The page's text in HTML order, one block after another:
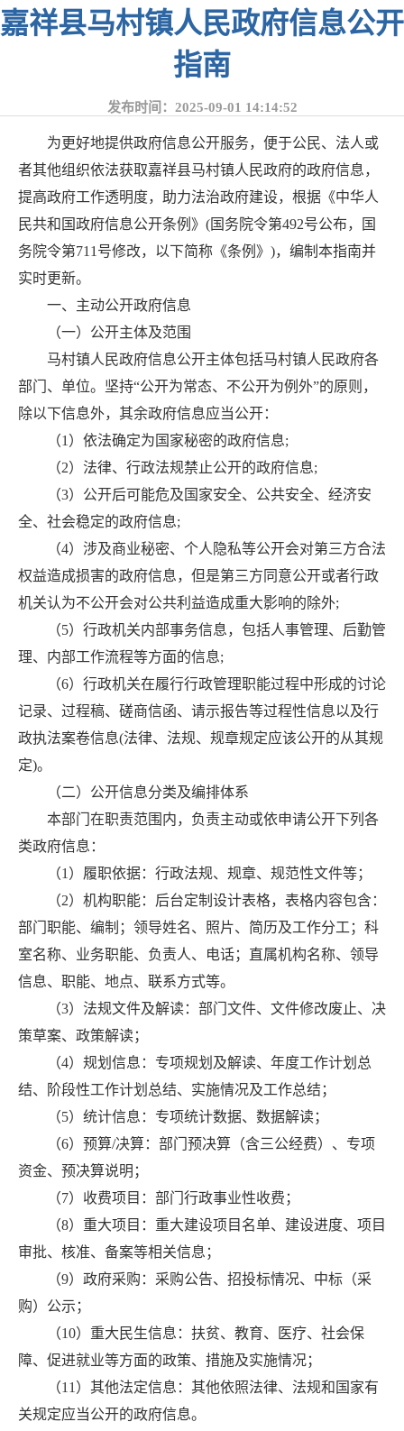
嘉祥县马村镇人民政府信息公开
指南
发布时间：2025-09-01 14:14:52
为更好地提供政府信息公开服务，便于公民、法人或
者其他组织依法获取嘉祥县马村镇人民政府的政府信息，
提高政府工作透明度，助力法治政府建设，根据《中华人
民共和国政府信息公开条例》(国务院令第492号公布，国
务院令第711号修改，以下简称《条例》)，编制本指南并
实时更新。
一、主动公开政府信息
（一）公开主体及范围
马村镇人民政府信息公开主体包括马村镇人民政府各
部门、单位。坚持“公开为常态、不公开为例外”的原则，
除以下信息外，其余政府信息应当公开：
（1）依法确定为国家秘密的政府信息;
（2）法律、行政法规禁止公开的政府信息;
（3）公开后可能危及国家安全、公共安全、经济安
全、社会稳定的政府信息;
（4）涉及商业秘密、个人隐私等公开会对第三方合法
权益造成损害的政府信息，但是第三方同意公开或者行政
机关认为不公开会对公共利益造成重大影响的除外;
（5）行政机关内部事务信息，包括人事管理、后勤管
理、内部工作流程等方面的信息;
（6）行政机关在履行行政管理职能过程中形成的讨论
记录、过程稿、磋商信函、请示报告等过程性信息以及行
政执法案卷信息(法律、法规、规章规定应该公开的从其规
定)。
（二）公开信息分类及编排体系
本部门在职责范围内，负责主动或依申请公开下列各
类政府信息：
（1）履职依据：行政法规、规章、规范性文件等；
（2）机构职能：后台定制设计表格，表格内容包含：
部门职能、编制；领导姓名、照片、简历及工作分工；科
室名称、业务职能、负责人、电话；直属机构名称、领导
信息、职能、地点、联系方式等。
（3）法规文件及解读：部门文件、文件修改废止、决
策草案、政策解读；
（4）规划信息：专项规划及解读、年度工作计划总
结、阶段性工作计划总结、实施情况及工作总结；
（5）统计信息：专项统计数据、数据解读；
（6）预算/决算：部门预决算（含三公经费）、专项
资金、预决算说明；
（7）收费项目：部门行政事业性收费；
（8）重大项目：重大建设项目名单、建设进度、项目
审批、核准、备案等相关信息；
（9）政府采购：采购公告、招投标情况、中标（采
购）公示；
（10）重大民生信息：扶贫、教育、医疗、社会保
障、促进就业等方面的政策、措施及实施情况；
（11）其他法定信息：其他依照法律、法规和国家有
关规定应当公开的政府信息。